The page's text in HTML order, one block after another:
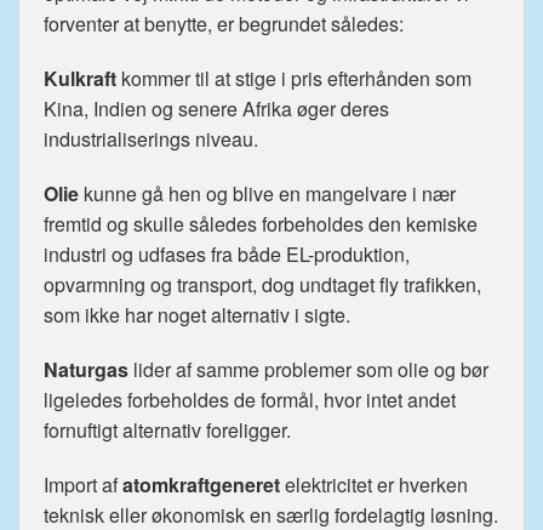
forventer at benytte, er begrundet således:
Kulkraft kommer til at stige i pris efterhånden som
Kina, Indien og senere Afrika øger deres
industrialiserings niveau.
Olie kunne gå hen og blive en mangelvare i nær
fremtid og skulle således forbeholdes den kemiske
industri og udfases fra både EL-produktion,
opvarmning og transport, dog undtaget fly trafikken,
som ikke har noget alternativ i sigte.
Naturgas lider af samme problemer som olie og bør
ligeledes forbeholdes de formål, hvor intet andet
fornuftigt alternativ foreligger.
Import afatomkraftgeneretelektricitet er hverken
teknisk eller økonomisk en særlig fordelagtig løsning.